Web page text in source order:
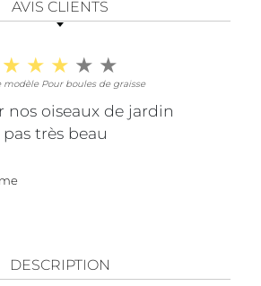
AVIS CLIENTS
modèle Pour boules de graisse
nos oiseaux de jardin
très beau
DESCRIPTION